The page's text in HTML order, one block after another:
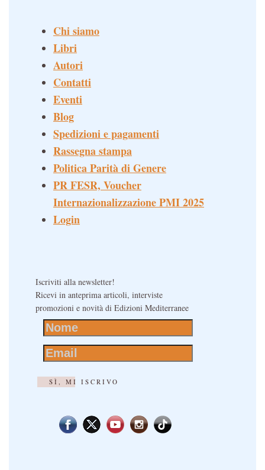
Chi siamo
Libri
Autori
Contatti
Eventi
Blog
Spedizioni e pagamenti
Rassegna stampa
Politica Parità di Genere
PR FESR, Voucher
Internazionalizzazione PMI 2025
Login
Iscriviti alla newsletter!
Ricevi in anteprima articoli, interviste
promozioni e novità di Edizioni Mediterranee
SÌ, MI ISCRIVO